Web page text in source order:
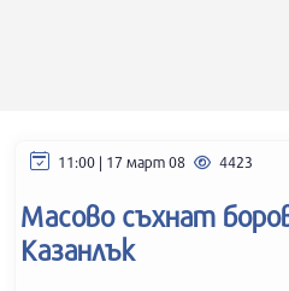
11:00 | 17 март 08 4423
Масово съхнат
Казанлък